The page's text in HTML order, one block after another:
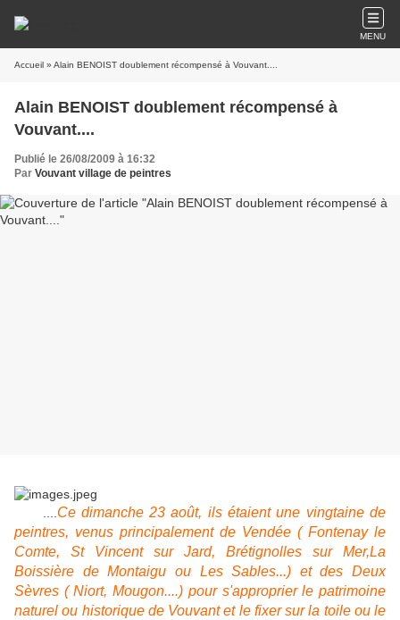
MENU
Accueil » Alain BENOIST doublement récompensé à Vouvant....
Alain BENOIST doublement récompensé à
Vouvant....
Publié le 26/08/2009 à 16:32
Par Vouvant village de peintres
Ce dimanche 23 août, ils étaient une vingtaine de
peintres, venus principalement de Vendée ( Fontenay le
Comte, St Vincent sur Jard, Brétignolles sur Mer,La
Boissière de Montaigu ou Les Sables...) et des Deux
Sèvres ( Niort, Mougon....) pour s'approprier le patrimoine
naturel ou historique de Vouvant et le fixer sur la toile ou le